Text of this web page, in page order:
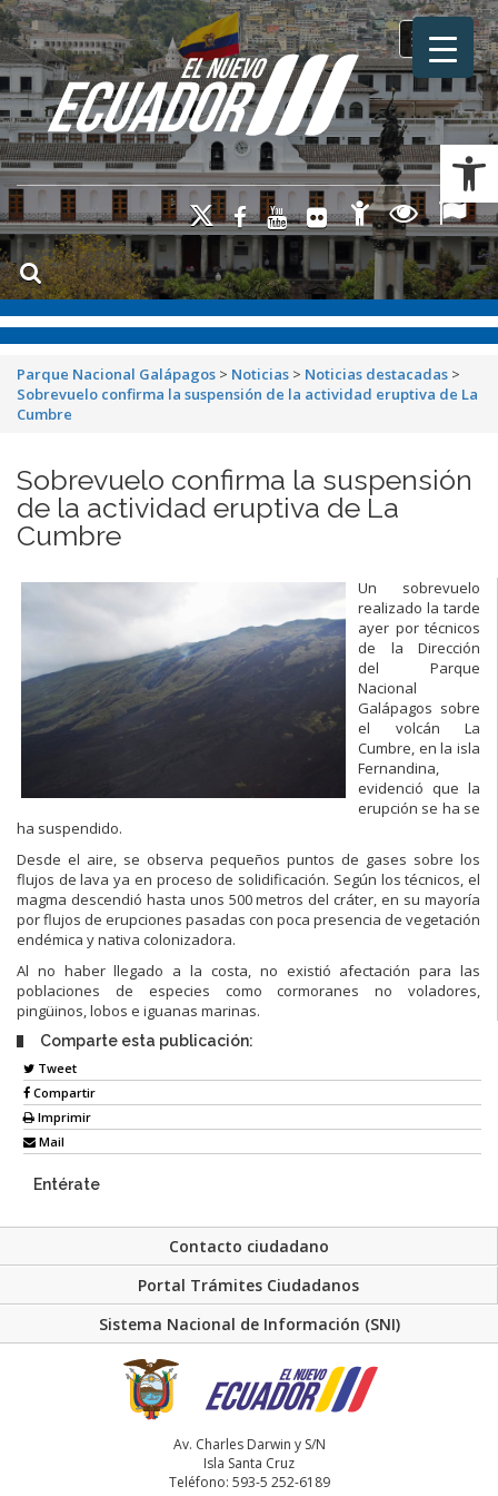
Toggle
Parque Nacional Galápagos > Noticias > Noticias destacadas >
Sobrevuelo confirma la suspensión de la actividad eruptiva de La
Cumbre
Sobrevuelo confirma la suspensión
de la actividad eruptiva de La
Cumbre
Un sobrevuelo
realizado la tarde
ayer por técnicos
de la Dirección
del Parque
Nacional
Galápagos sobre
el volcán La
Cumbre, en la isla
Fernandina,
evidenció que la
erupción se ha se
ha suspendido.
Desde el aire, se observa pequeños puntos de gases sobre los
flujos de lava ya en proceso de solidificación. Según los técnicos, el
magma descendió hasta unos 500 metros del cráter, en su mayoría
por flujos de erupciones pasadas con poca presencia de vegetación
endémica y nativa colonizadora.
Al no haber llegado a la costa, no existió afectación para las
poblaciones de especies como cormoranes no voladores,
pingüinos, lobos e iguanas marinas.
Comparte esta publicación:
Tweet
Compartir
Imprimir
Mail
Entérate
Contacto ciudadano
Portal Trámites Ciudadanos
Sistema Nacional de Información (SNI)
Av. Charles Darwin y S/N
Isla Santa Cruz
Teléfono: 593-5 252-6189